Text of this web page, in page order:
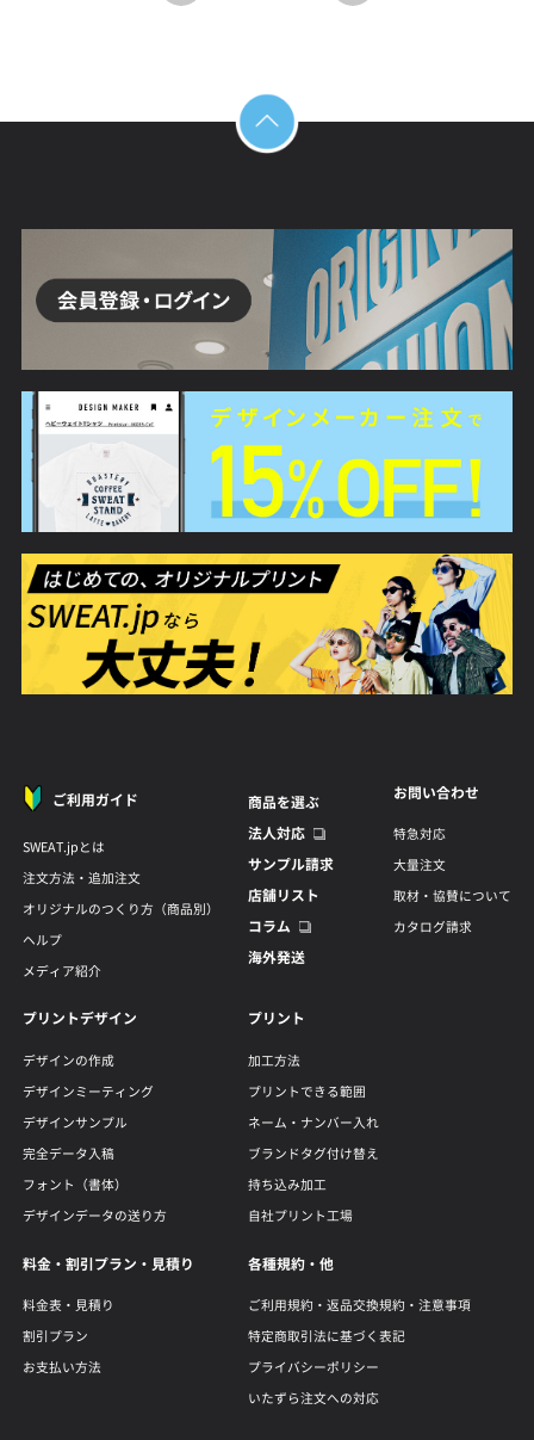
ご利用ガイド
SWEAT.jpとは
注文方法・追加注文
オリジナルのつくり方（商品別）
ヘルプ
メディア紹介
商品を選ぶ
法人対応
サンプル請求
店舗リスト
コラム
海外発送
お問い合わせ
特急対応
大量注文
取材・協賛について
カタログ請求
プリントデザイン
デザインの作成
デザインミーティング
デザインサンプル
完全データ入稿
フォント（書体）
デザインデータの送り方
プリント
加工方法
プリントできる範囲
ネーム・ナンバー入れ
ブランドタグ付け替え
持ち込み加工
自社プリント工場
料金・割引プラン・見積り
料金表・見積り
割引プラン
お支払い方法
各種規約・他
ご利用規約・返品交換規約・注意事項
特定商取引法に基づく表記
プライバシーポリシー
いたずら注文への対応